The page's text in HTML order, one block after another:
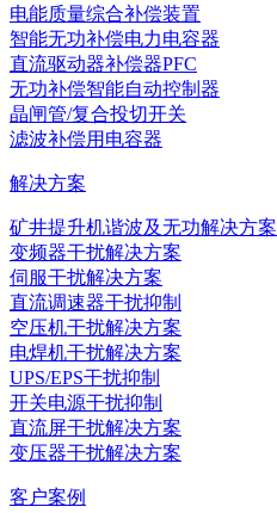
电能质量综合补偿装置
智能无功补偿电力电容器
直流驱动器补偿器PFC
无功补偿智能自动控制器
晶闸管/复合投切开关
滤波补偿用电容器
解决方案
矿井提升机谐波及无功解决方案
变频器干扰解决方案
伺服干扰解决方案
直流调速器干扰抑制
空压机干扰解决方案
电焊机干扰解决方案
UPS/EPS干扰抑制
开关电源干扰抑制
直流屏干扰解决方案
变压器干扰解决方案
客户案例